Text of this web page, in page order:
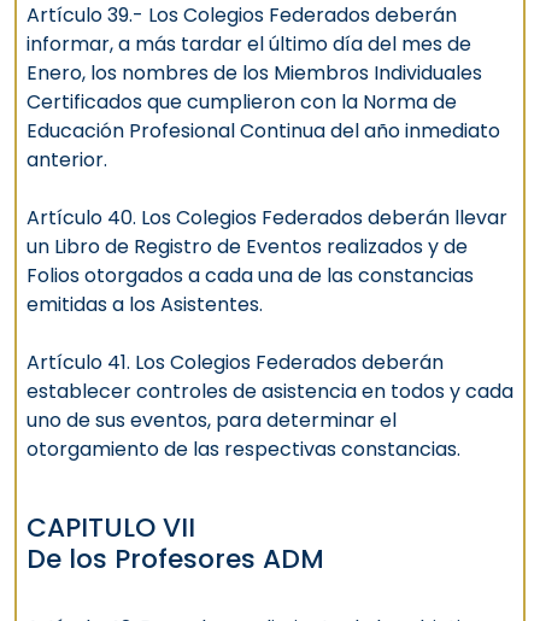
Artículo 39.- Los Colegios Federados deberán
informar, a más tardar el último día del mes de
Enero, los nombres de los Miembros Individuales
Certificados que cumplieron con la Norma de
Educación Profesional Continua del año inmediato
anterior.
Artículo 40. Los Colegios Federados deberán llevar
un Libro de Registro de Eventos realizados y de
Folios otorgados a cada una de las constancias
emitidas a los Asistentes.
Artículo 41. Los Colegios Federados deberán
establecer controles de asistencia en todos y cada
uno de sus eventos, para determinar el
otorgamiento de las respectivas constancias.
CAPITULO VII
De los Profesores ADM